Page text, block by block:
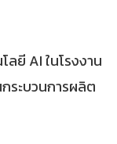
ลยี AI ในโรงงาน
ระบวนการผลิต